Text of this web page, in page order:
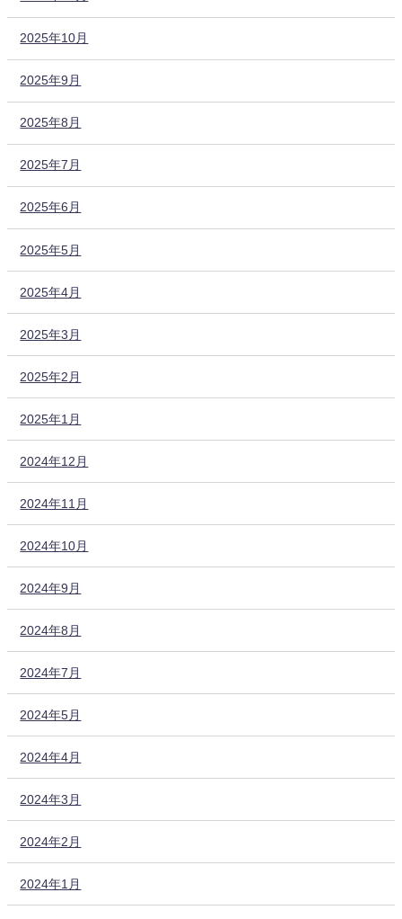
2025年10月
2025年9月
2025年8月
2025年7月
2025年6月
2025年5月
2025年4月
2025年3月
2025年2月
2025年1月
2024年12月
2024年11月
2024年10月
2024年9月
2024年8月
2024年7月
2024年5月
2024年4月
2024年3月
2024年2月
2024年1月